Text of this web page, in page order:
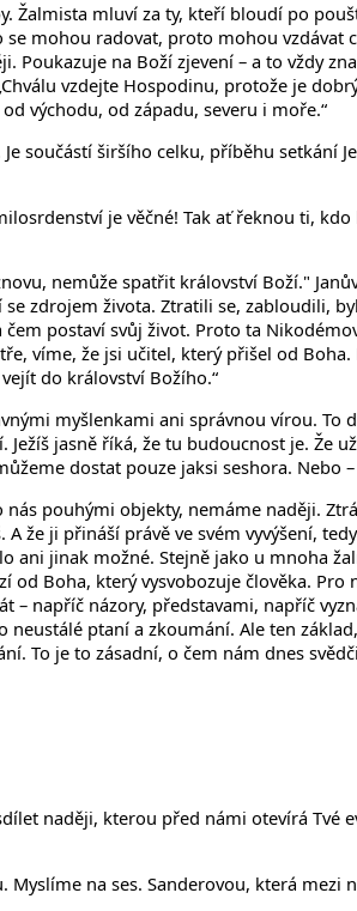
mluví za ty, kteří bloudí po
mohou radovat, proto mohou
na Boží zjevení – a to vždy
vzdejte Hospodinu, protože je
východu, od západu, severu i moře.“
součástí širšího celku, příběhu setkání
je věčné! Tak ať řeknou ti,
nemůže spatřit království Boží."
zdrojem života. Ztratili se, zabloudili,
postaví svůj život. Proto ta
víme, že jsi učitel, který přišel od
do království Božího.“
myšlenkami ani správnou vírou.
jasně říká, že tu budoucnost je. Že
dostat pouze jaksi seshora. Nebo
pouhými objekty, nemáme naději.
že ji přináší právě ve svém vyvýšení,
jinak možné. Stejně jako u mnoha
Boha, který vysvobozuje člověka.
napříč názory, představami, napříč
ptaní a zkoumání. Ale ten
To je to zásadní, o čem nám dnes
naději, kterou před námi otevírá Tvé
na ses. Sanderovou, která mezi